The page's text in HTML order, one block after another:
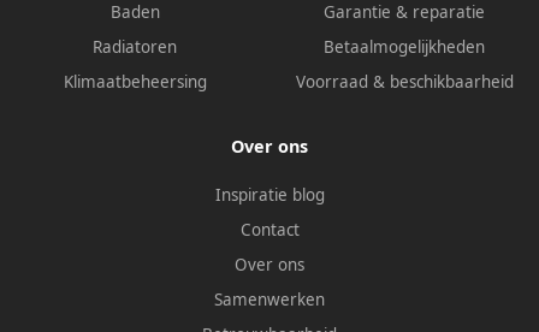
Baden
Radiatoren
Klimaatbeheersing
Garantie & reparatie
Betaalmogelijkheden
Voorraad & beschikbaarheid
Over ons
Inspiratie blog
Contact
Over ons
Samenwerken